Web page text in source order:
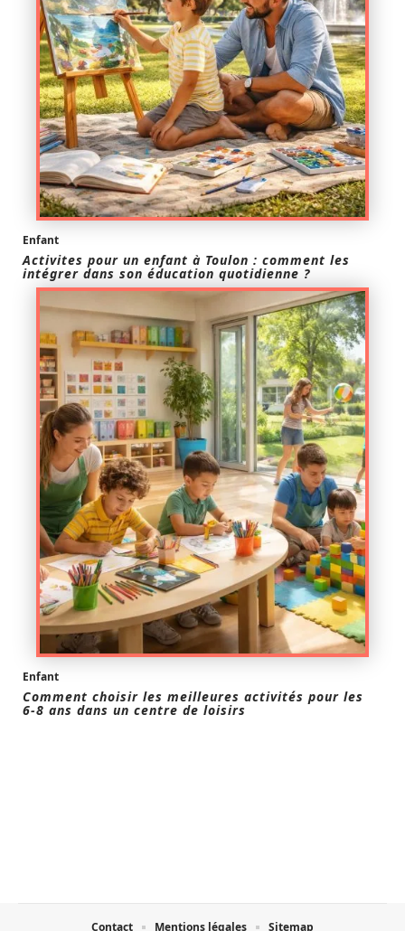
Enfant
Activites pour un enfant à Toulon : comment les
intégrer dans son éducation quotidienne ?
Enfant
Comment choisir les meilleures activités pour les
6-8 ans dans un centre de loisirs
Contact Mentions légales Sitemap